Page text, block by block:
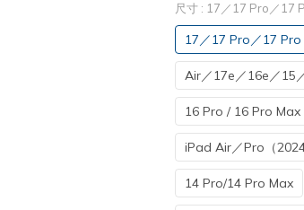
尺寸 : 17／17 Pro／17
17／17 Pro／17 Pro
Air／17e／16e／15
16 Pro / 16 Pro Max
iPad Air／Pro（
14 Pro/14 Pro Max